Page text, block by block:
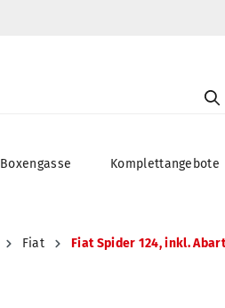
Boxengasse Komplettangebote
Fiat Fiat Spider 124, inkl.